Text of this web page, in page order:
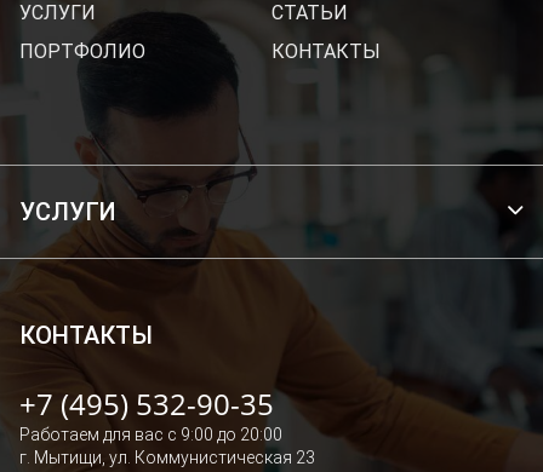
УСЛУГИ
ПОРТФОЛИО
СТАТЬИ
КОНТАКТЫ
УСЛУГИ
БРЕНДИРОВАНИЕ ТРАНСПОРТА
ОФОРМЛЕНИЕ ВИТРИН И ОФИСОВ
ШИРОКОФОРМАТНАЯ ПЕЧАТЬ
РЕКЛАМНОЕ ОФОРМЛЕНИЕ ПОМЕЩЕНИЙ И ЗДАНИЙ
СВЕТОВЫЕ ПАНЕЛИ, КОРОБА, ЛАЙТБОКСЫ
НАРУЖНАЯ РЕКЛАМА
КОНТАКТЫ
+7 (495) 532-90-35
Работаем для вас с 9:00 до 20:00
г. Мытищи, ул. Коммунистическая 23